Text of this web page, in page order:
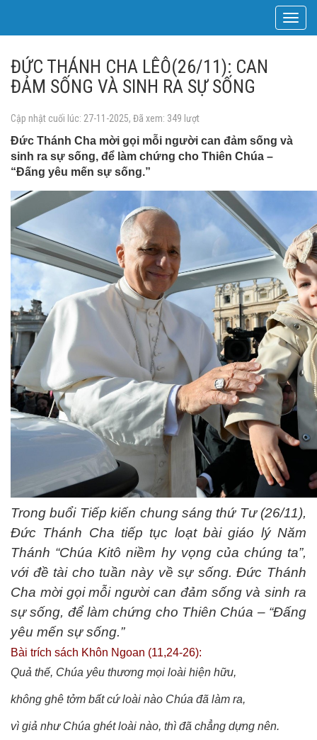
Toggle
ĐỨC THÁNH CHA LÊÔ(26/11): CAN
ĐẢM SỐNG VÀ SINH RA SỰ SỐNG
Cập nhật cuối lúc: 27-11-2025, Đã xem: 349 lượt
Đức Thánh Cha mời gọi mỗi người can đảm sống và
sinh ra sự sống, để làm chứng cho Thiên Chúa –
“Đấng yêu mến sự sống.”
Trong buổi Tiếp kiến chung sáng thứ Tư (26/11),
Đức Thánh Cha tiếp tục loạt bài giáo lý Năm
Thánh “Chúa Kitô niềm hy vọng của chúng ta”,
với đề tài cho tuần này về sự sống. Đức Thánh
Cha mời gọi mỗi người can đảm sống và sinh ra
sự sống, để làm chứng cho Thiên Chúa – “Đấng
yêu mến sự sống.”
Bài trích sách Khôn Ngoan (11,24-26):
Quả thế, Chúa yêu thương mọi loài hiện hữu,
không ghê tởm bất cứ loài nào Chúa đã làm ra,
vì giả như Chúa ghét loài nào, thì đã chẳng dựng nên.